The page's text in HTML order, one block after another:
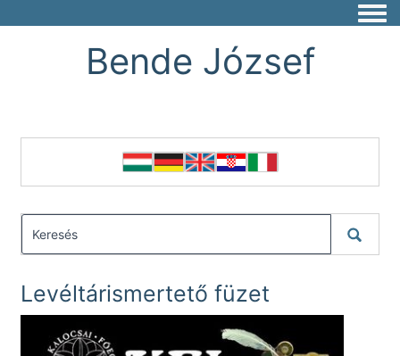
Bende József
Levéltárismertető füzet